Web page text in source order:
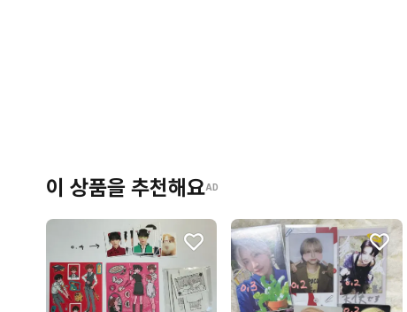
이 상품을 추천해요AD